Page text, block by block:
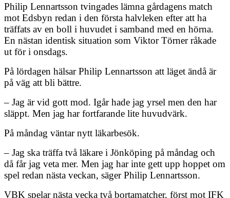
Philip Lennartsson tvingades lämna gårdagens match
mot Edsbyn redan i den första halvleken efter att ha
träffats av en boll i huvudet i samband med en hörna.
En nästan identisk situation som Viktor Törner råkade
ut för i onsdags.
På lördagen hälsar Philip Lennartsson att läget ändå är
på väg att bli bättre.
– Jag är vid gott mod. Igår hade jag yrsel men den har
släppt. Men jag har fortfarande lite huvudvärk.
På måndag väntar nytt läkarbesök.
– Jag ska träffa två läkare i Jönköping på måndag och
då får jag veta mer. Men jag har inte gett upp hoppet om
spel redan nästa veckan, säger Philip Lennartsson.
VBK spelar nästa vecka två bortamatcher, först mot IFK